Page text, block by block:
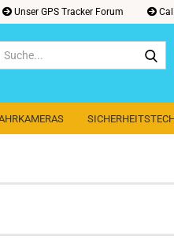
Unser GPS Tracker Forum